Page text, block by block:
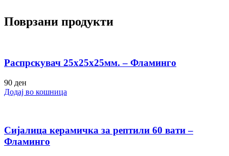
Поврзани продукти
Распрскувач 25х25х25мм. – Фламинго
90 ден
Додај во кошница
Сијалица керамичка за рептили 60 вати –
Фламинго